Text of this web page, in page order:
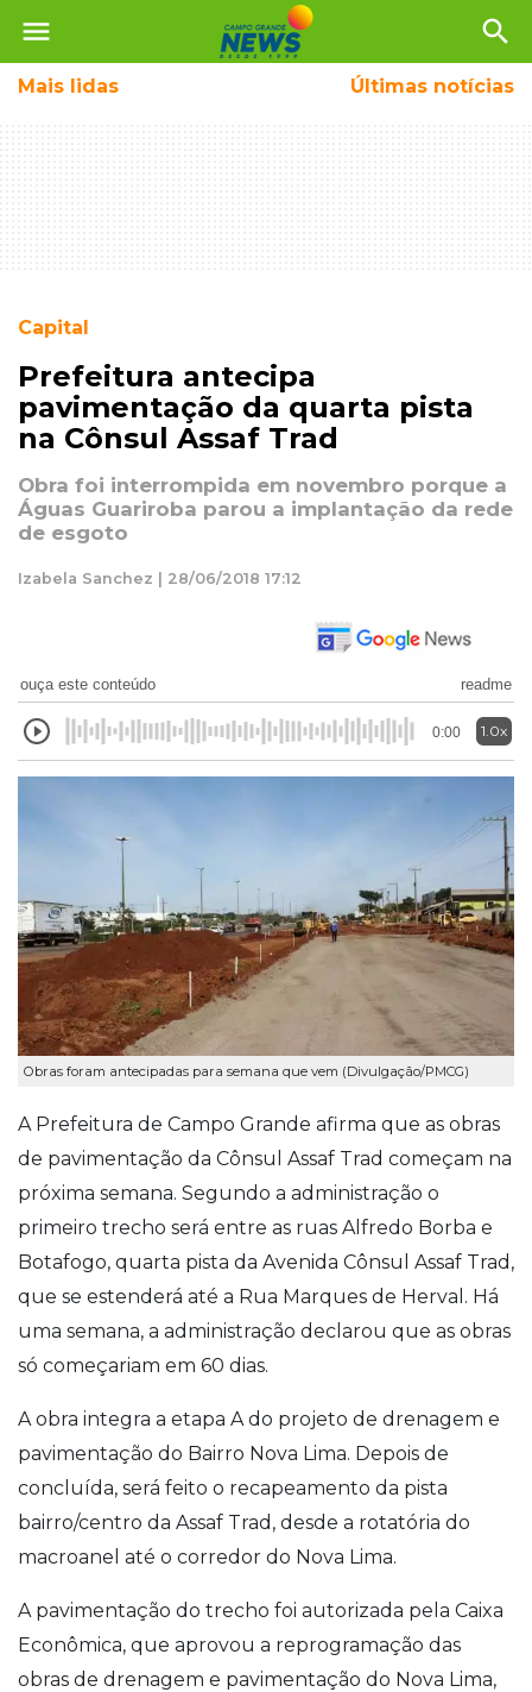
menu search
Mais lidas Últimas notícias
Capital
Prefeitura antecipa
pavimentação da quarta pista
na Cônsul Assaf Trad
Obra foi interrompida em novembro porque a
Águas Guariroba parou a implantação da rede
de esgoto
Izabela Sanchez | 28/06/2018 17:12
ouça este conteúdo readme
0:00 1.0x
Obras foram antecipadas para semana que vem (Divulgação/PMCG)
A Prefeitura de Campo Grande afirma que as obras
de pavimentação da Cônsul Assaf Trad começam na
próxima semana. Segundo a administração o
primeiro trecho será entre as ruas Alfredo Borba e
Botafogo, quarta pista da Avenida Cônsul Assaf Trad,
que se estenderá até a Rua Marques de Herval. Há
uma semana, a administração declarou que as obras
só começariam em 60 dias.
A obra integra a etapa A do projeto de drenagem e
pavimentação do Bairro Nova Lima. Depois de
concluída, será feito o recapeamento da pista
bairro/centro da Assaf Trad, desde a rotatória do
macroanel até o corredor do Nova Lima.
A pavimentação do trecho foi autorizada pela Caixa
Econômica, que aprovou a reprogramação das
obras de drenagem e pavimentação do Nova Lima,